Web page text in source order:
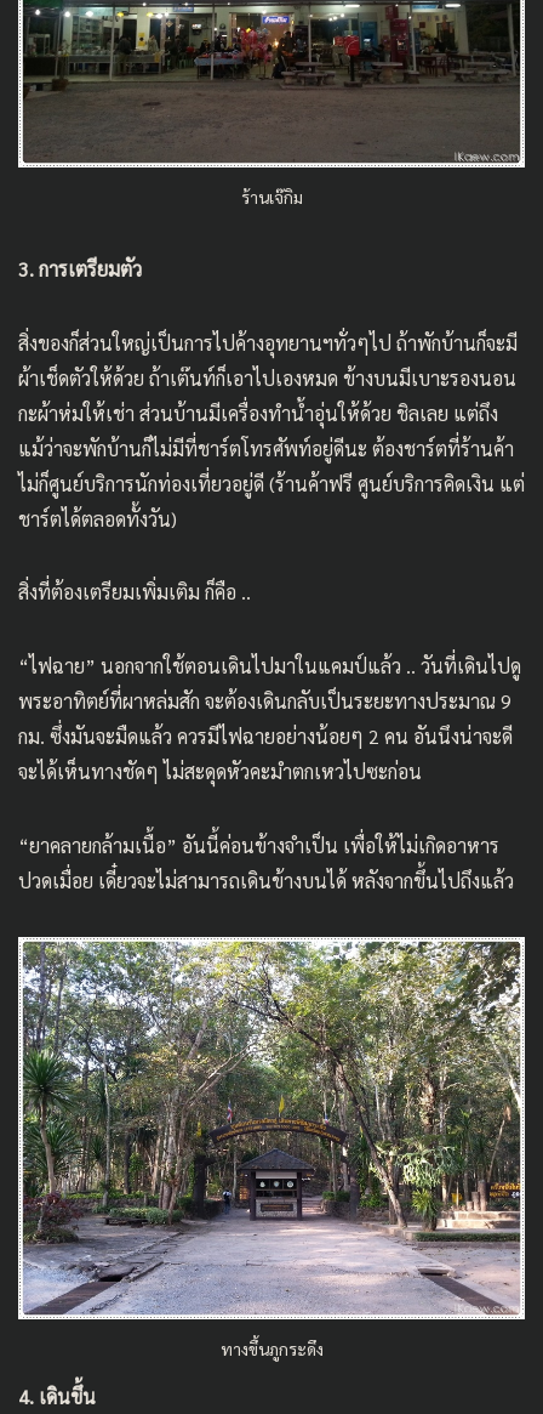
ร้านเจ๊กิม
3. การเตรียมตัว
สิ่งของก็ส่วนใหญ่เป็นการไปค้างอุทยานฯทั่วๆไป ถ้าพักบ้านก็จะมี
ผ้าเช็ดตัวให้ด้วย ถ้าเต๊นท์ก็เอาไปเองหมด ข้างบนมีเบาะรองนอน
กะผ้าห่มให้เช่า ส่วนบ้านมีเครื่องทำน้ำอุ่นให้ด้วย ชิลเลย แต่ถึง
แม้ว่าจะพักบ้านก็ไม่มีที่ชาร์ตโทรศัพท์อยู่ดีนะ ต้องชาร์ตที่ร้านค้า
ไม่ก็ศูนย์บริการนักท่องเที่ยวอยู่ดี (ร้านค้าฟรี ศูนย์บริการคิดเงิน แต่
ชาร์ตได้ตลอดทั้งวัน)
สิ่งที่ต้องเตรียมเพิ่มเติม ก็คือ ..
“ไฟฉาย” นอกจากใช้ตอนเดินไปมาในแคมป์แล้ว .. วันที่เดินไปดู
พระอาทิตย์ที่ผาหล่มสัก จะต้องเดินกลับเป็นระยะทางประมาณ 9
กม. ซึ่งมันจะมืดแล้ว ควรมีไฟฉายอย่างน้อยๆ 2 คน อันนึงน่าจะดี
จะได้เห็นทางชัดๆ ไม่สะดุดหัวคะมำตกเหวไปซะก่อน
“ยาคลายกล้ามเนื้อ” อันนี้ค่อนข้างจำเป็น เพื่อให้ไม่เกิดอาหาร
ปวดเมื่อย เดี๋ยวจะไม่สามารถเดินข้างบนได้ หลังจากขึ้นไปถึงแล้ว
ทางขึ้นภูกระดึง
4. เดินขึ้น